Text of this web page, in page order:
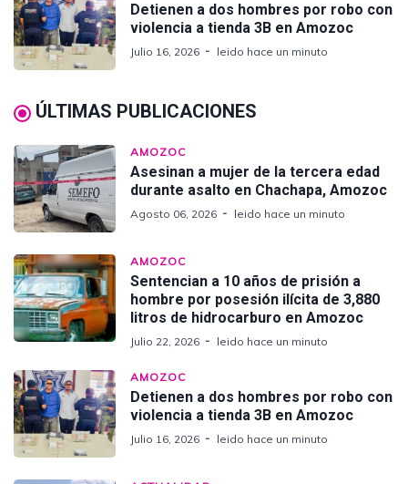
Detienen a dos hombres por robo con
violencia a tienda 3B en Amozoc
Julio 16, 2026 leido hace un minuto
ÚLTIMAS PUBLICACIONES
AMOZOC
Asesinan a mujer de la tercera edad
durante asalto en Chachapa, Amozoc
Agosto 06, 2026 leido hace un minuto
AMOZOC
Sentencian a 10 años de prisión a
hombre por posesión ilícita de 3,880
litros de hidrocarburo en Amozoc
Julio 22, 2026 leido hace un minuto
AMOZOC
Detienen a dos hombres por robo con
violencia a tienda 3B en Amozoc
Julio 16, 2026 leido hace un minuto